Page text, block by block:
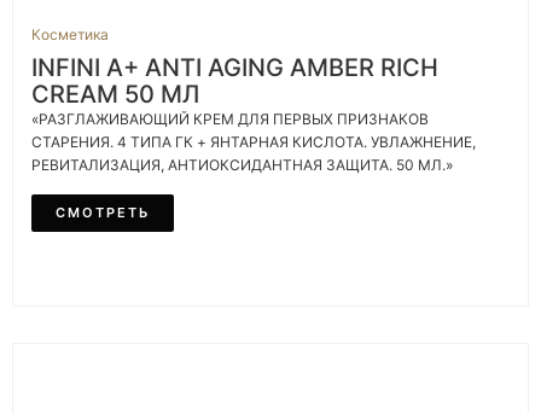
Косметика
INFINI A+ ANTI AGING AMBER RICH
CREAM 50 МЛ
«РАЗГЛАЖИВАЮЩИЙ КРЕМ ДЛЯ ПЕРВЫХ ПРИЗНАКОВ
СТАРЕНИЯ. 4 ТИПА ГК + ЯНТАРНАЯ КИСЛОТА. УВЛАЖНЕНИЕ,
РЕВИТАЛИЗАЦИЯ, АНТИОКСИДАНТНАЯ ЗАЩИТА. 50 МЛ.»
СМОТРЕТЬ